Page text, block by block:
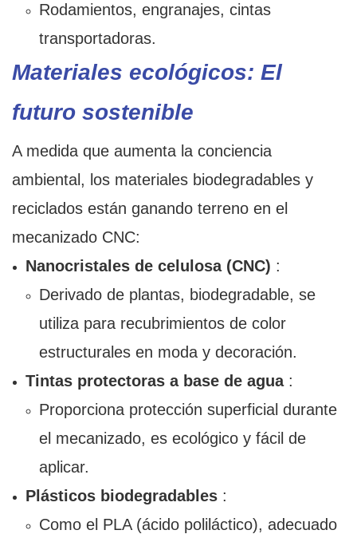
Rodamientos, engranajes, cintas
transportadoras.
Materiales ecológicos: El
futuro sostenible
A medida que aumenta la conciencia
ambiental, los materiales biodegradables y
reciclados están ganando terreno en el
mecanizado CNC:
Nanocristales de celulosa (CNC) :
Derivado de plantas, biodegradable, se
utiliza para recubrimientos de color
estructurales en moda y decoración.
Tintas protectoras a base de agua:
Proporciona protección superficial durante
el mecanizado, es ecológico y fácil de
aplicar.
Plásticos biodegradables:
Como el PLA (ácido poliláctico), adecuado